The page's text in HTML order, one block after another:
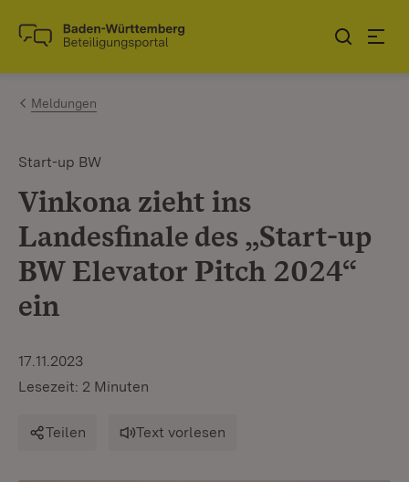
Zum Inhalt springen
Link zur Startseite
Meldungen
Start-up BW
Vinkona zieht ins
Landesfinale des „Start-up
BW Elevator Pitch 2024“
ein
17.11.2023
Lesezeit: 2 Minuten
Teilen Text vorlesen